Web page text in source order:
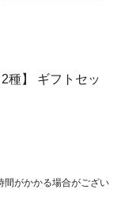
種】 ギフトセッ
間がかかる場合がござい